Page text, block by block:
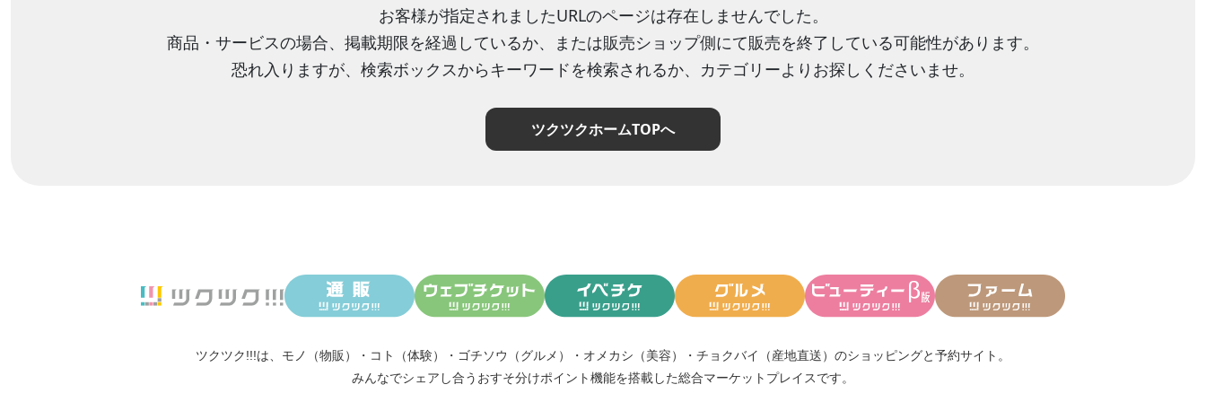
お客様が指定されましたURLのページは存在しませんでした。
商品・サービスの場合、掲載期限を経過しているか、または販売ショップ側にて販売を終了している可能性があります。
恐れ入りますが、検索ボックスからキーワードを検索されるか、カテゴリーよりお探しくださいませ。
ツクツクホームTOPへ
ツクツク!!!は、 モノ（物販） ・ コト（体験） ・ ゴチソウ（グルメ） ・ オメカシ（美容） ・ チョクバイ（産地直送） のショッピングと予約サイト。
みんなでシェアし合う おすそ分けポイント機能を搭載した総合マーケットプレイスです。